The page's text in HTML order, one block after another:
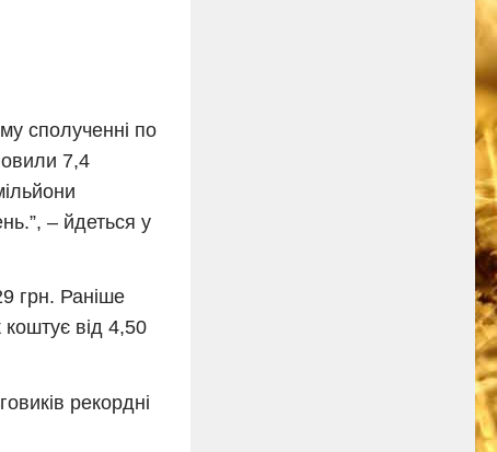
сполученні по
7,4
– йдеться у
грн. Раніше
від 4,50
рекордні